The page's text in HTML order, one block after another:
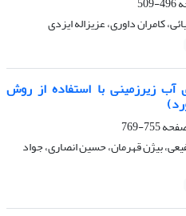
کامران داوری، عزیزاله ایزدی
زیرزمینی با استفاده از روش
755-769
بیژن قهرمان، حسین انصاری، جواد